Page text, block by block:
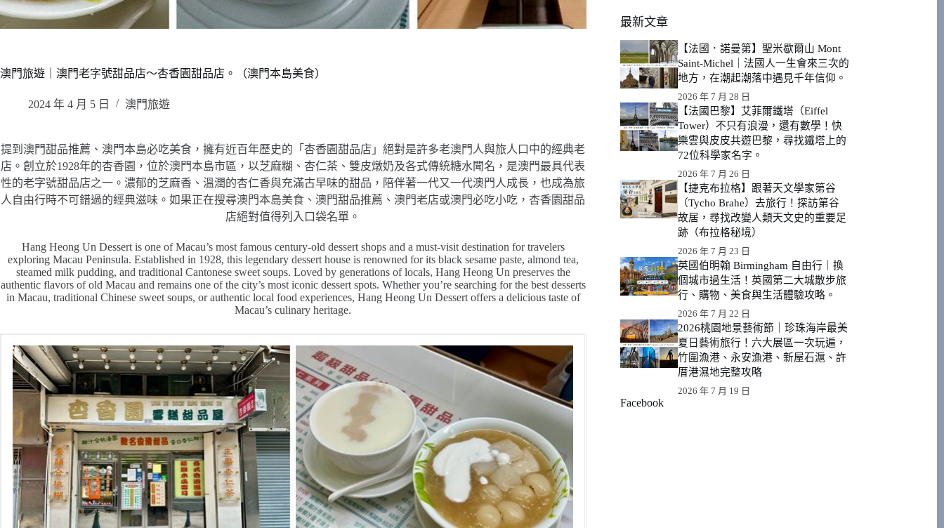
澳門旅遊｜澳門老字號甜品店～杏香園甜品店。（澳門本島美食）
2024 年 4 月 5 日 澳門旅遊
提到澳門甜品推薦、澳門本島必吃美食，擁有近百年歷史的「杏香園甜品店」絕對是許多老澳門人與旅人口中的經典老
店。創立於1928年的杏香園，位於澳門本島市區，以芝麻糊、杏仁茶、雙皮燉奶及各式傳統糖水聞名，是澳門最具代表
性的老字號甜品店之一。濃郁的芝麻香、溫潤的杏仁香與充滿古早味的甜品，陪伴著一代又一代澳門人成長，也成為旅
人自由行時不可錯過的經典滋味。如果正在搜尋澳門本島美食、澳門甜品推薦、澳門老店或澳門必吃小吃，杏香園甜品
店絕對值得列入口袋名單。
Hang Heong Un Dessert is one of Macau’s most famous century-old dessert shops and a must-visit destination for travelers
exploring Macau Peninsula. Established in 1928, this legendary dessert house is renowned for its black sesame paste, almond tea,
steamed milk pudding, and traditional Cantonese sweet soups. Loved by generations of locals, Hang Heong Un preserves the
authentic flavors of old Macau and remains one of the city’s most iconic dessert spots. Whether you’re searching for the best desserts
in Macau, traditional Chinese sweet soups, or authentic local food experiences, Hang Heong Un Dessert offers a delicious taste of
Macau’s culinary heritage.
類
最新文章
【法國．諾曼第】聖米歇爾山 Mont
Saint-Michel｜法國人一生會來三次的
地方，在潮起潮落中遇見千年信仰。
2026 年 7 月 28 日
【法國巴黎】艾菲爾鐵塔（Eiffel
Tower）不只有浪漫，還有數學！快
樂雲與皮皮共遊巴黎，尋找鐵塔上的
72位科學家名字。
2026 年 7 月 26 日
【捷克布拉格】跟著天文學家第谷
（Tycho Brahe）去旅行！探訪第谷
故居，尋找改變人類天文史的重要足
跡（布拉格秘境）
2026 年 7 月 23 日
英國伯明翰 Birmingham 自由行｜換
個城市過生活！英國第二大城散步旅
行、購物、美食與生活體驗攻略。
2026 年 7 月 22 日
2026桃園地景藝術節｜珍珠海岸最美
夏日藝術旅行！六大展區一次玩遍，
竹圍漁港、永安漁港、新屋石滬、許
厝港濕地完整攻略
2026 年 7 月 19 日
Facebook